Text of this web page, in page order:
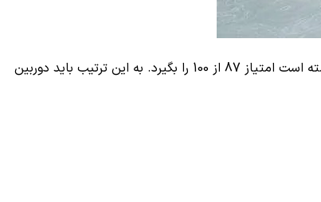
دوربین وان‌پلاس 5 توانسته است امتیاز 87 از 100 را بگیرد. به این ترتیب باید دوربین